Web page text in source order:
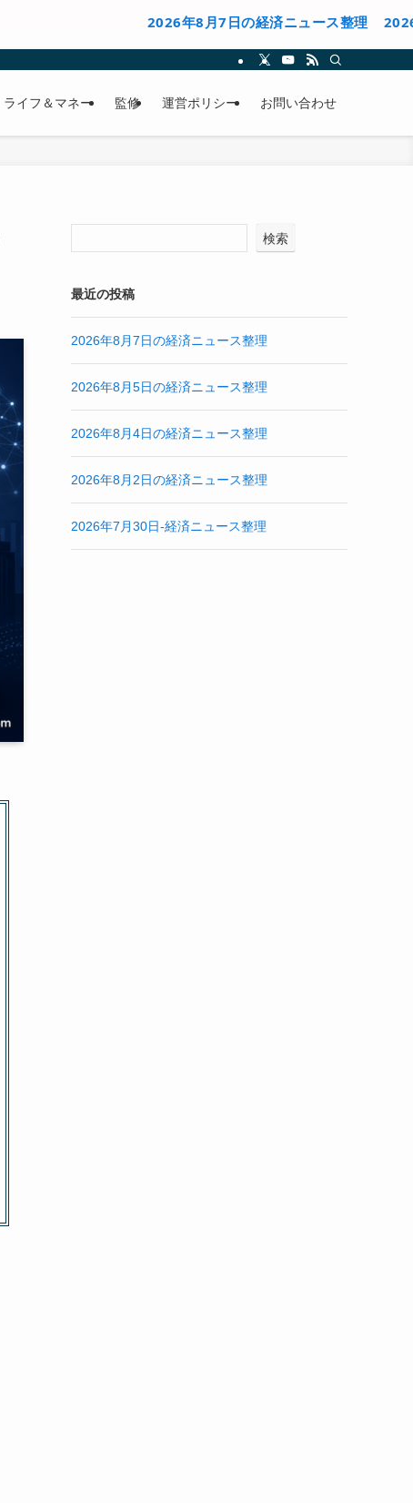
2026年8月7日の経済ニュース整理 2026年8月5
ライフ＆マネー 監修 運営ポリシー お問い合わせ
検索
最近の投稿
2026年8月7日の経済ニュース整理
2026年8月5日の経済ニュース整理
2026年8月4日の経済ニュース整理
2026年8月2日の経済ニュース整理
2026年7月30日-経済ニュース整理